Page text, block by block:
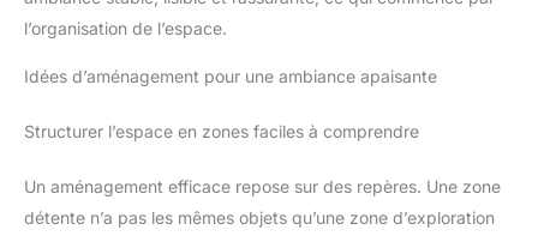
l’organisation de l’espace.
Idées d’aménagement pour une ambiance apaisante
Structurer l’espace en zones faciles à comprendre
Un aménagement efficace repose sur des repères. Une zone
détente n’a pas les mêmes objets qu’une zone d’exploration